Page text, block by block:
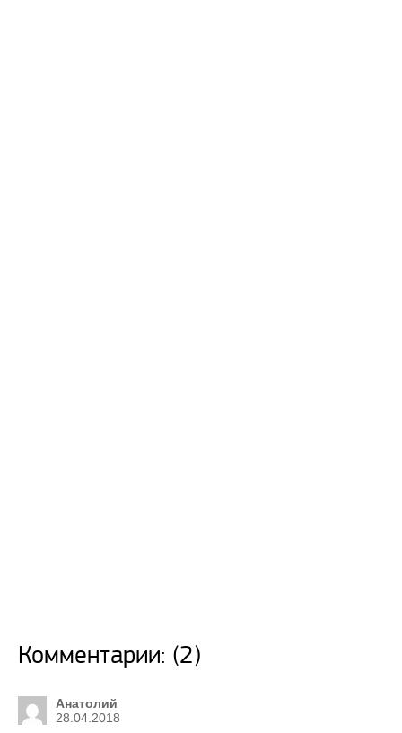
Комментарии: (2)
Анатолий
28.04.2018